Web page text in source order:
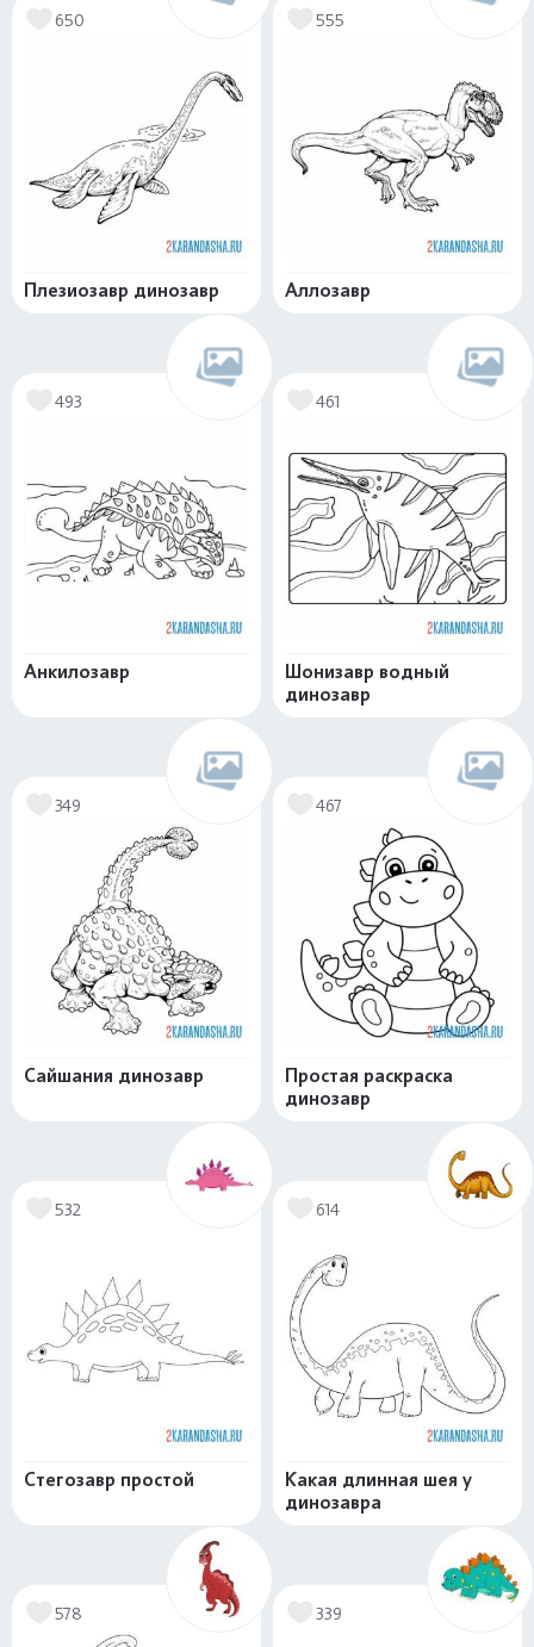
650
Плезиозавр динозавр
555
Аллозавр
493
Анкилозавр
461
Шонизавр водный
динозавр
349
Сайшания динозавр
467
Простая раскраска
динозавр
532
Стегозавр простой
614
Какая длинная шея у
динозавра
578 339